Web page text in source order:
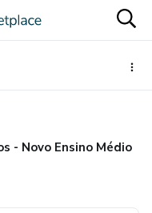
- Novo Ensino Médio